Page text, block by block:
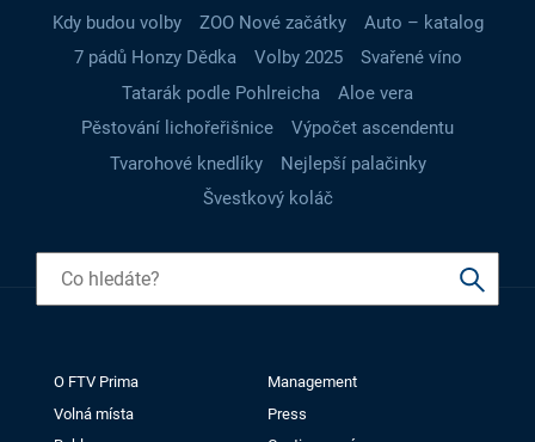
Kdy budou volby
ZOO Nové začátky
Auto – katalog
7 pádů Honzy Dědka
Volby 2025
Svařené víno
Tatarák podle Pohlreicha
Aloe vera
Pěstování lichořeřišnice
Výpočet ascendentu
Tvarohové knedlíky
Nejlepší palačinky
Švestkový koláč
O FTV Prima
Management
Volná místa
Press